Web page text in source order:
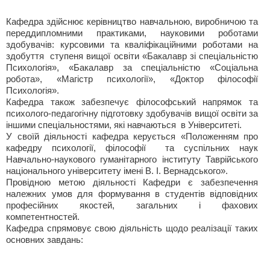
Кафедра здійснює керівництво навчальною, виробничою та
переддипломними практиками, науковими роботами
здобувачів: курсовими та кваліфікаційними роботами на
здобуття ступеня вищої освіти «Бакалавр зі спеціальністю
Психологія», «Бакалавр за спеціальністю «Соціальна
робота», «Магістр психології», «Доктор філософії
Психологія».
Кафедра також забезпечує філософський напрямок та
психолого-педагогічну підготовку здобувачів вищої освіти за
іншими спеціальностями, які навчаються в Університеті.
У своїй діяльності кафедра керується «Положенням про
кафедру психології, філософії та суспільних наук
Навчально-наукового гуманітарного інституту Таврійського
національного університету імені В. І. Вернадського».
Провідною метою діяльності Кафедри є забезпечення
належних умов для формування в студентів відповідних
професійних якостей, загальних і фахових
компетентностей.
Кафедра спрямовує свою діяльність щодо реалізації таких
основних завдань: